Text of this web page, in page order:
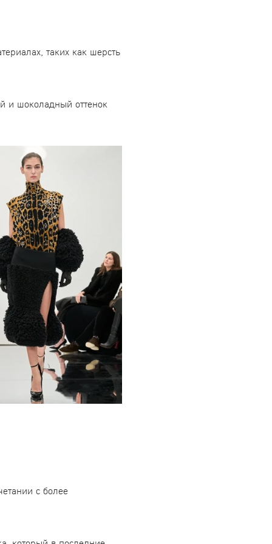
таких как шерсть
и шоколадный оттенок
с более